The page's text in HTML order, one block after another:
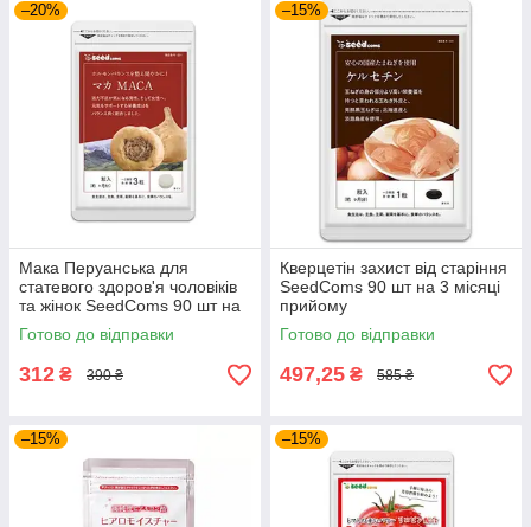
–20%
Мака Перуанська для
статевого здоров'я чоловіків
та жінок SeedComs 90 шт на
1 місяць прийому
Готово до відправки
312 ₴ 390 ₴
–15%
Кверцетін захист від старіння
SeedComs 90 шт на 3 місяці
прийому
Готово до відправки
497,25 ₴ 585 ₴
–15% –15%